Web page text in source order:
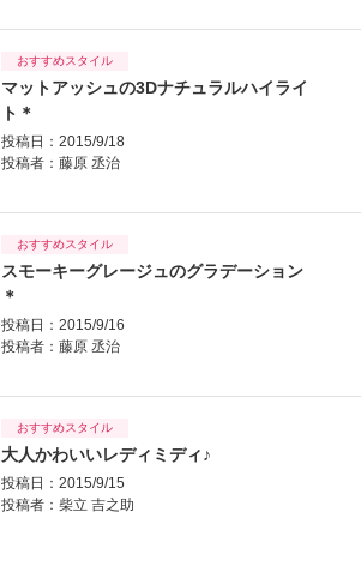
おすすめスタイル
マットアッシュの3Dナチュラルハイライ
ト＊
投稿日：2015/9/18
投稿者： 藤原 丞治
おすすめスタイル
スモーキーグレージュのグラデーション
＊
投稿日：2015/9/16
投稿者： 藤原 丞治
おすすめスタイル
大人かわいいレディミディ♪
投稿日：2015/9/15
投稿者： 柴立 吉之助